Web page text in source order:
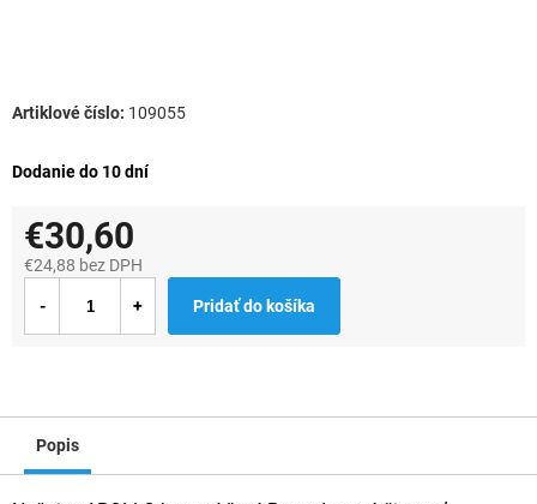
Dodanie do 10 dní
109055
€30,60
€24,88 bez DPH
cena:
Pridať do košíka
Popis